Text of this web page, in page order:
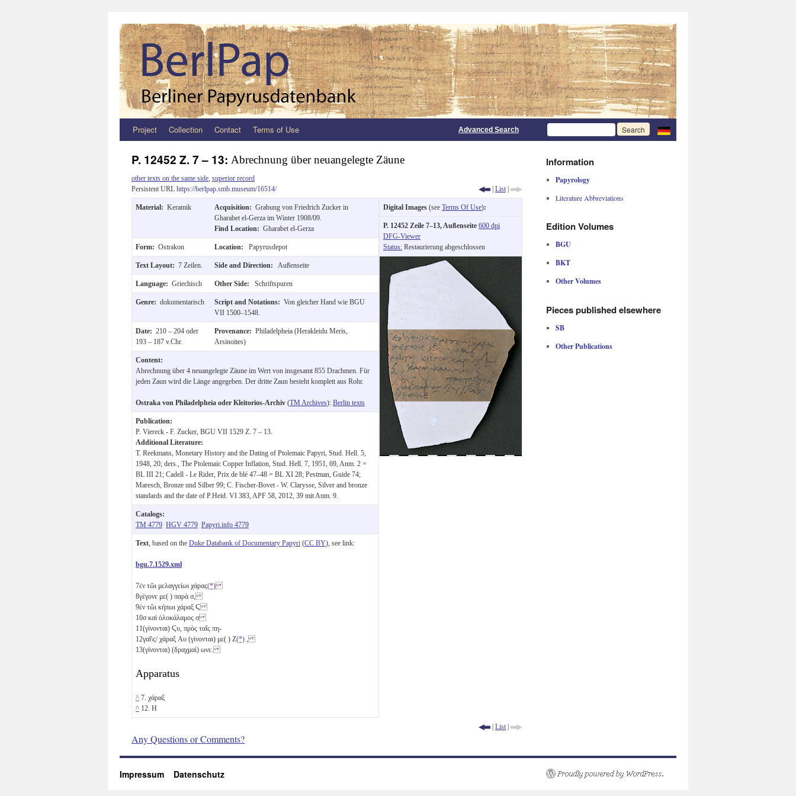
Zum
springen
Project Collection Contact Terms of Use Advanced Search
P. 12452 Z. 7 – 13: Abrechnung über neuangelegte Zäune
other texts on the same side superior record
Persistent URL https://berlpap.smb.museum/16514/ | List |
Material: Keramik Acquisition: Grabung von Friedrich Zucker in
Gharabet el-Gerza im Winter 1908/09.
Find Location: Gharabet el-Gerza
Form: Ostrakon Location: Papyrusdepot
Text Layout: 7 Zeilen. Side and Direction: Außenseite
Language: Griechisch Other Side: Schriftspuren
Genre: dokumentarisch Script and Notations: Von gleicher Hand wie BGU
VII 1500–1548.
Date: 210 – 204 oder
193 – 187 v.Chr.
Provenance: Philadelpheia (Herakleidu Meris,
Arsinoites)
Content:
Abrechnung über 4 neuangelegte Zäune im Wert von insgesamt 855 Drachmen. Für
jeden Zaun wird die Länge angegeben. Der dritte Zaun besteht komplett aus Rohr.
Ostraka von Philadelpheia oder Kleitorios-Archiv (TM Archives): Berlin texts
Publication:
P. Viereck - F. Zucker, BGU VII 1529 Z. 7 – 13.
Additional Literature:
T. Reekmans, Monetary History and the Dating of Ptolemaic Papyri, Stud. Hell. 5,
1948, 20; ders., The Ptolemaic Copper Inflation, Stud. Hell. 7, 1951, 69, Anm. 2 =
BL III 21; Cadell - Le Rider, Prix de blé 47–48 = BL XI 28; Pestman, Guide 74;
Maresch, Bronze und Silber 99; C. Fischer-Bovet - W. Clarysse, Silver and bronze
standards and the date of P.Heid. VI 383, APF 58, 2012, 39 mit Anm. 9.
Catalogs:
TM 4779 HGV 4779 Papyri.info 4779
Text , based on the Duke Databank of Documentary Papyri (CC BY), see link:
bgu.7.1529.xml
7ἐν τῶι μελαγγείωι χάρας(*)
8γέγονε με( ) παρὰ σ,
9ἐν τῶι κήπωι χάραξ Ϛ
10σκαὶ ὁλοκάλαμος σ
11(γίνονται) Ϛυ , πρὸς ταῖς πη-
12γαῖ\ς/ χάραξ Αυ (γίνονται) με( ) Ζ(*) ,
13(γίνονται) (δραχμαὶ) ωνε .
Apparatus
^ 7. χάραξ
^ 12. Η
Digital Images (see Terms Of Use):
P. 12452 Zeile 7–13, Außenseite 600 dpi
DFG-Viewer
Status: Restaurierung abgeschlossen
| List |
Any Questions or Comments?
Information
Papyrology
Literature Abbreviations
Edition Volumes
BGU
BKT
Other Volumes
Pieces published elsewhere
SB
Other Publications
Impressum Datenschutz